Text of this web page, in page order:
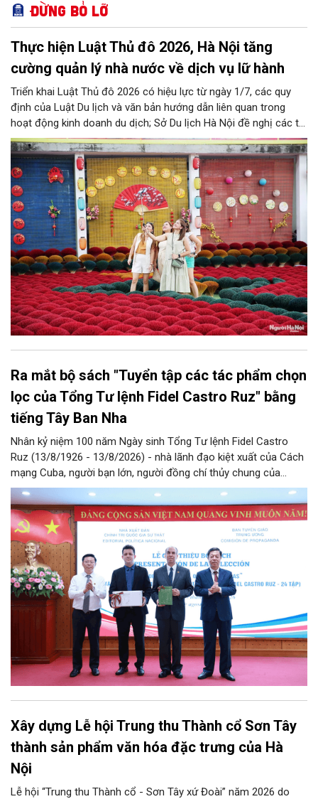
Đừng bỏ lỡ
Thực hiện Luật Thủ đô 2026, Hà Nội tăng
cường quản lý nhà nước về dịch vụ lữ hành
Triển khai Luật Thủ đô 2026 có hiệu lực từ ngày 1/7, các quy
định của Luật Du lịch và văn bản hướng dẫn liên quan trong
hoạt động kinh doanh du dịch; Sở Du lịch Hà Nội đề nghị các tổ
chức, đơn vị, doanh nghiệp kinh doanh dịch vụ lữ hành trên địa
bàn thành phố thực hiện một số nội dung quan trọng. Qua đó
góp phần thực hiện thắng lợi các mục tiêu phát triển du lịch Hà
Nội năm 2026 và giai đoạn tiếp theo.
Ra mắt bộ sách "Tuyển tập các tác phẩm chọn
lọc của Tổng Tư lệnh Fidel Castro Ruz" bằng
tiếng Tây Ban Nha
Nhân kỷ niệm 100 năm Ngày sinh Tổng Tư lệnh Fidel Castro
Ruz (13/8/1926 - 13/8/2026) - nhà lãnh đạo kiệt xuất của Cách
mạng Cuba, người bạn lớn, người đồng chí thủy chung của
Đảng, Nhà nước và nhân dân Việt Nam, chiều 5/8, tại Hà Nội,
Nhà xuất bản Chính trị quốc gia Sự thật phối hợp với Ban Tuyên
giáo Trung ương tổ chức Lễ giới thiệu bộ sách “Tuyển tập các
tác phẩm chọn lọc của Tổng Tư lệnh Fidel Castro Ruz” gồm 24
tập bằng tiếng Tây Ban Nha.
Xây dựng Lễ hội Trung thu Thành cổ Sơn Tây
thành sản phẩm văn hóa đặc trưng của Hà
Nội
Lễ hội “Trung thu Thành cổ - Sơn Tây xứ Đoài” năm 2026 do